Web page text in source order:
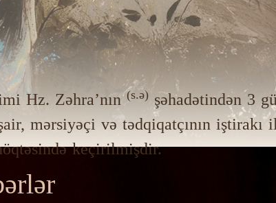
Hz. Zəhra’nın (s.ə)şəhadətindən 3
mərsiyəçi və tədqiqatçının iştirakı
keçirilmişdir.